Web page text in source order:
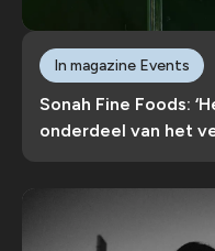
Sonah Fine Foods:
onderdeel van het
In magazine Events